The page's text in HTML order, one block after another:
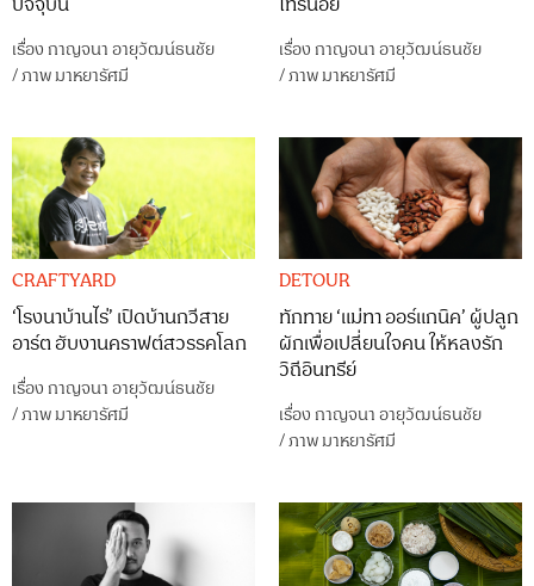
เรื่อง กาญจนา อายุวัฒน์ธนชัย
/ภาพมาหยารัศมี
เรื่อง กาญจนา อายุวัฒน์ธนชัย
/ภาพมาหยารัศมี
CRAFTYARD
‘โรงนาบ้านไร่’ เปิดบ้านกวีสาย
อาร์ต ฮับงานคราฟต์สวรรคโลก
เรื่อง กาญจนา อายุวัฒน์ธนชัย
/ภาพมาหยารัศมี
DETOUR
ทักทาย ‘แม่ทา ออร์แกนิค’ ผู้ปลูก
ผักเพื่อเปลี่ยนใจคน ให้หลงรัก
วิถีอินทรีย์
เรื่อง กาญจนา อายุวัฒน์ธนชัย
/ภาพมาหยารัศมี